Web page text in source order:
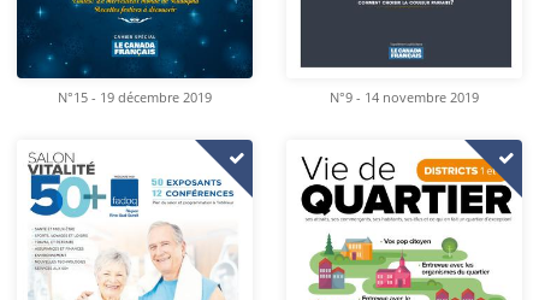
N°15 - 19 décembre 2019 N°9 - 14 novembre 2019